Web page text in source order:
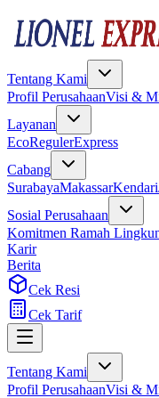
Tentang Kami
Profil PerusahaanVisi &
Layanan
EcoRegulerExpress
Cabang
SurabayaMakassarKendari
Sosial Perusahaan
Komitmen Ramah
Karir
Berita
Cek Resi
Cek Tarif
Tentang Kami
Profil PerusahaanVisi &